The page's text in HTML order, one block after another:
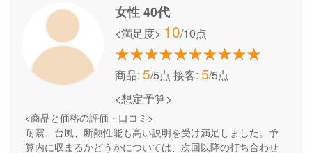
女性 40代
<満足度> 10/10点
商品: 5/5点 接客: 5/5点
<想定予算>
<商品と価格の評価・口コミ>
耐震、台風、断熱性能も高い説明を受け満足しました。予
算内に収まるかどうかについては、次回以降の打ち合わせ